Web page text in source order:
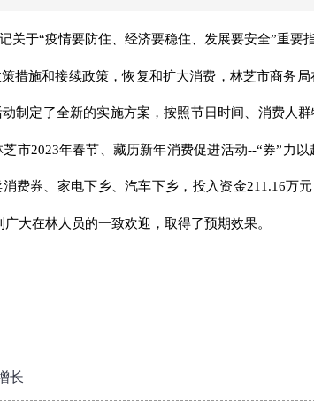
关于“疫情要防住、经济要稳住、发展要安全”重要
措施和接续政策，恢复和扩大消费，林芝市商务
制定了全新的实施方案，按照节日时间、消费人
市2023年春节、藏历新年消费促进活动--“券”力
费券、家电下乡、汽车下乡，投入资金211.16万
大在林人员的一致欢迎，取得了预期效果。
长